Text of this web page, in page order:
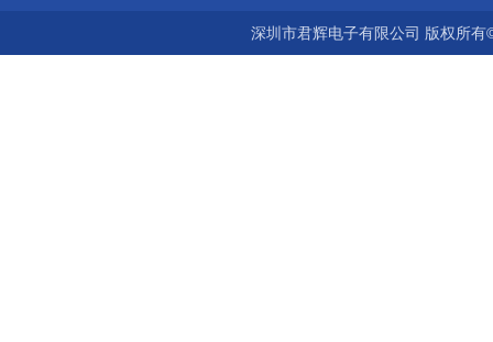
深圳市君辉电子有限公司 版权所